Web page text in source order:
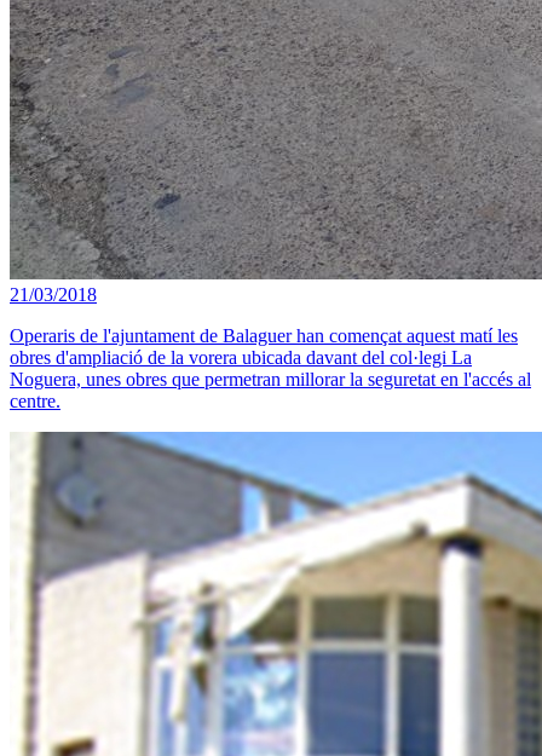
21/03/2018
Operaris de l'ajuntament de Balaguer han començat aquest matí les
obres d'ampliació de la vorera ubicada davant del col·legi La
Noguera, unes obres que permetran millorar la seguretat en l'accés al
centre.